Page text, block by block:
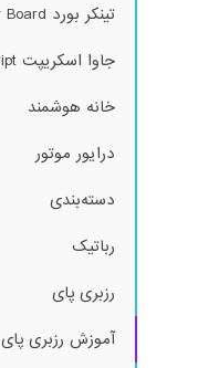
تینکر بورد Tinker Board
جاوا اسکریپت Javascript
خانه هوشمند
درایور موتور
دسته‌بندی
رباتیک
رزبری پای
آموزش رزبری پای